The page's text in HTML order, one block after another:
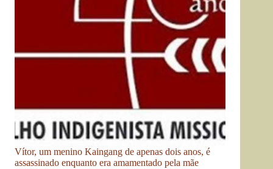
Vítor, um menino Kaingang de apenas dois anos, é
assassinado enquanto era amamentado pela mãe